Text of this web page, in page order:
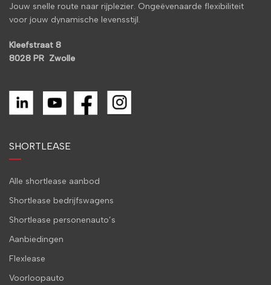
Jouw snelle route naar rijplezier. Ongeëvenaarde flexibiliteit
voor jouw dynamische levensstijl.
Kleefstraat 8
8028 PR Zwolle
SHORTLEASE
Alle shortlease aanbod
Shortlease bedrijfswagens
Shortlease personenauto’s
Aanbiedingen
Flexlease
Voorloopauto